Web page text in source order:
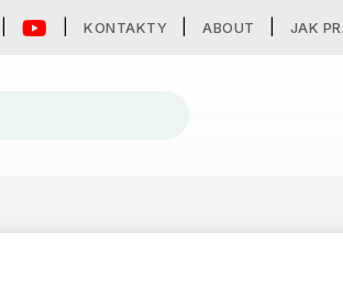
KONTAKTY ABOUT JAK